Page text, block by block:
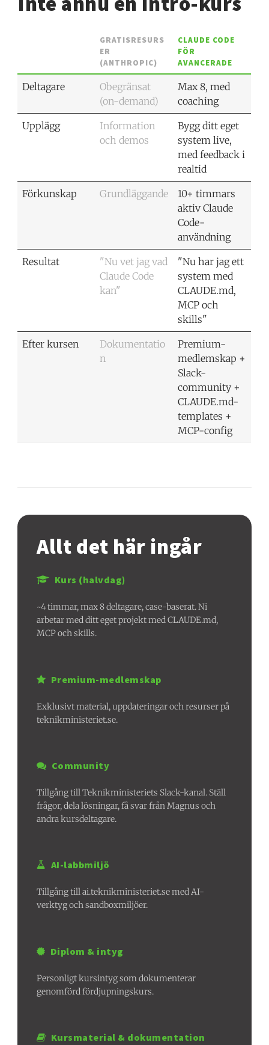
GRATISRESURS
ER
(ANTHROPIC)
CLAUDE CODE
FÖR
AVANCERADE
Deltagare
Obegränsat
(on-demand)
Max 8, med
coaching
Upplägg
Information
och demos
Bygg ditt eget
system live,
med feedback i
realtid
Förkunskap Grundläggande
10+ timmars
aktiv Claude
Code-
användning
Resultat
"Nu vet jag vad
Claude Code
kan"
"Nu har jag ett
system med
CLAUDE.md,
MCP och
skills"
Efter kursen
Dokumentatio
n
Premium-
medlemskap +
Slack-
community +
CLAUDE.md-
templates +
MCP-config
Allt det här ingår
Kurs (halvdag)
~4 timmar, max 8 deltagare, case-baserat. Ni
arbetar med ditt eget projekt med CLAUDE.md,
MCP och skills.
Premium-medlemskap
Exklusivt material, uppdateringar och resurser på
teknikministeriet.se.
Community
Tillgång till Teknikministeriets Slack-kanal. Ställ
frågor, dela lösningar, få svar från Magnus och
andra kursdeltagare.
AI-labbmiljö
Tillgång till ai.teknikministeriet.se med AI-
verktyg och sandboxmiljöer.
Diplom & intyg
Personligt kursintyg som dokumenterar
genomförd fördjupningskurs.
Kursmaterial & dokumentation